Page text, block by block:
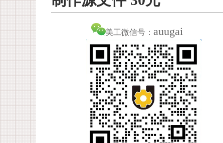
美工微信号： auugai